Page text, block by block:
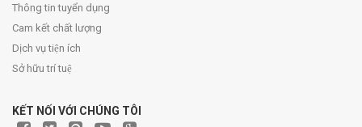
Thông tin tuyển dụng
Cam kết chất lượng
Dịch vụ tiện ích
Sở hữu trí tuệ
KẾT NỐI VỚI CHÚNG TÔI